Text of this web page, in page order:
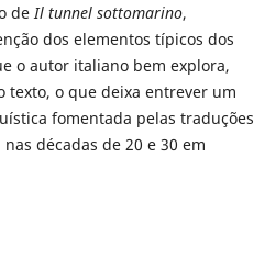
deIl tunnel sottomarino,
dos elementos típicos dos
o autor italiano bem explora,
texto, o que deixa entrever um
fomentada pelas traduções
décadas de 20 e 30 em